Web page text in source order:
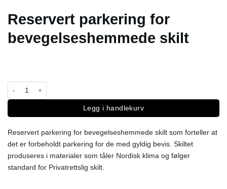
Reservert parkering for
bevegelseshemmede skilt
Reservert parkering for bevegelseshemmede skilt antall
Legg i handlekurv
Reservert parkering for bevegelseshemmede skilt som forteller at
det er forbeholdt parkering for de med gyldig bevis. Skiltet
produseres i materialer som tåler Nordisk klima og følger
standard for Privatrettslig skilt.